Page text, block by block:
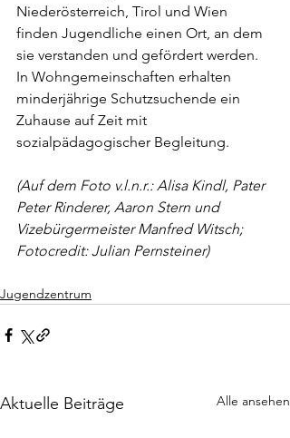
Niederösterreich, Tirol und Wien
finden Jugendliche einen Ort, an dem
sie verstanden und gefördert werden.
In Wohngemeinschaften erhalten
minderjährige Schutzsuchende ein
Zuhause auf Zeit mit
sozialpädagogischer Begleitung.
(Auf dem Foto v.l.n.r.: Alisa Kindl, Pater
Peter Rinderer, Aaron Stern und
Vizebürgermeister Manfred Witsch;
Fotocredit: Julian Pernsteiner)
Jugendzentrum
Aktuelle Beiträge Alle ansehen